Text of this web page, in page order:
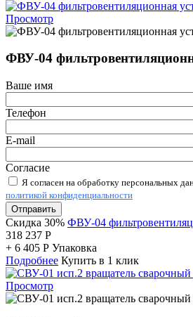
Просмотр
ФВУ-04
Ваше имя
Телефон
E-mail
Согласие
Я согласен на обработку персональных
политикой конфиденциальности
Отправить
Скидка 30% ФВУ-04
318 237 Р
+ 6 405 Р Упаковка
Подробнее Купить в 1 клик
Просмотр